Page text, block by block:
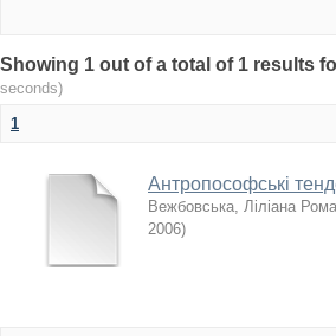
Showing 1 out of a total of 1 results
seconds)
1
Антропософські
Вежбовська, Ліліана
2006)